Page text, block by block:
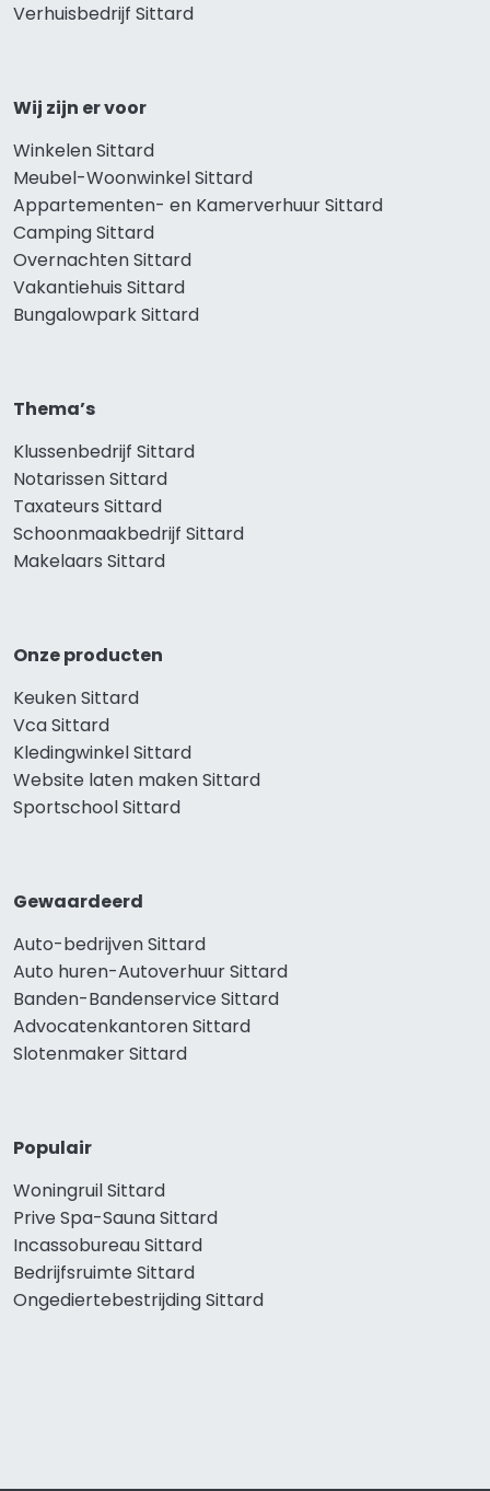
Verhuisbedrijf Sittard
Wij zijn er voor
Winkelen Sittard
Meubel-Woonwinkel Sittard
Appartementen- en Kamerverhuur Sittard
Camping Sittard
Overnachten Sittard
Vakantiehuis Sittard
Bungalowpark Sittard
Thema’s
Klussenbedrijf Sittard
Notarissen Sittard
Taxateurs Sittard
Schoonmaakbedrijf Sittard
Makelaars Sittard
Onze producten
Keuken Sittard
Vca Sittard
Kledingwinkel Sittard
Website laten maken Sittard
Sportschool Sittard
Gewaardeerd
Auto-bedrijven Sittard
Auto huren-Autoverhuur Sittard
Banden-Bandenservice Sittard
Advocatenkantoren Sittard
Slotenmaker Sittard
Populair
Woningruil Sittard
Prive Spa-Sauna Sittard
Incassobureau Sittard
Bedrijfsruimte Sittard
Ongediertebestrijding Sittard